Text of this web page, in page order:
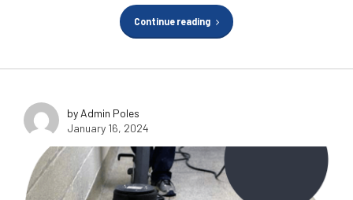
Continue reading
by Admin Poles
January 16, 2024